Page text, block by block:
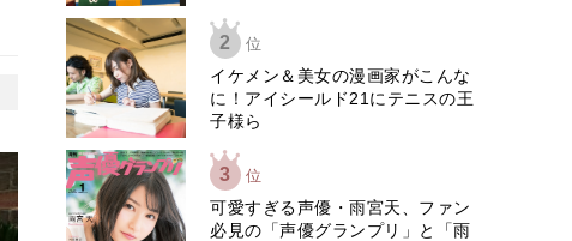
2 位
イケメン＆美女の漫画家がこんな
に！アイシールド21にテニスの王
子様ら
3 位
可愛すぎる声優・雨宮天、ファン
必見の「声優グランプリ」と「雨